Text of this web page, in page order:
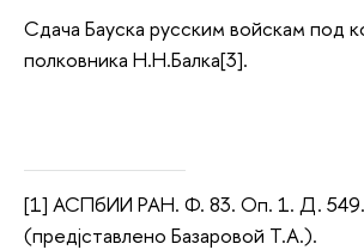
Сдача Бауска русским войскам под
полковника Н.Н.Балка[3].
[1] АСПбИИ РАН. Ф. 83. Оп. 1. Д.
(предjставлено Базаровой Т.А.).